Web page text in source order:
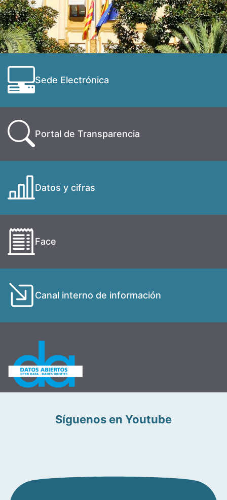
Sede Electrónica
Portal de Transparencia
Datos y cifras
Face
Canal interno de información
Síguenos en Youtube